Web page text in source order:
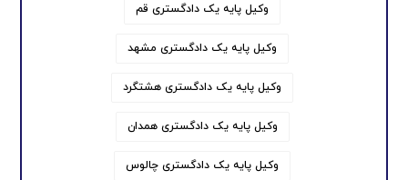
وکیل پایه یک دادگستری قم
وکیل پایه یک دادگستری مشهد
وکیل پایه یک دادگستری هشتگرد
وکیل پایه یک دادگستری همدان
وکیل پایه یک دادگستری چالوس